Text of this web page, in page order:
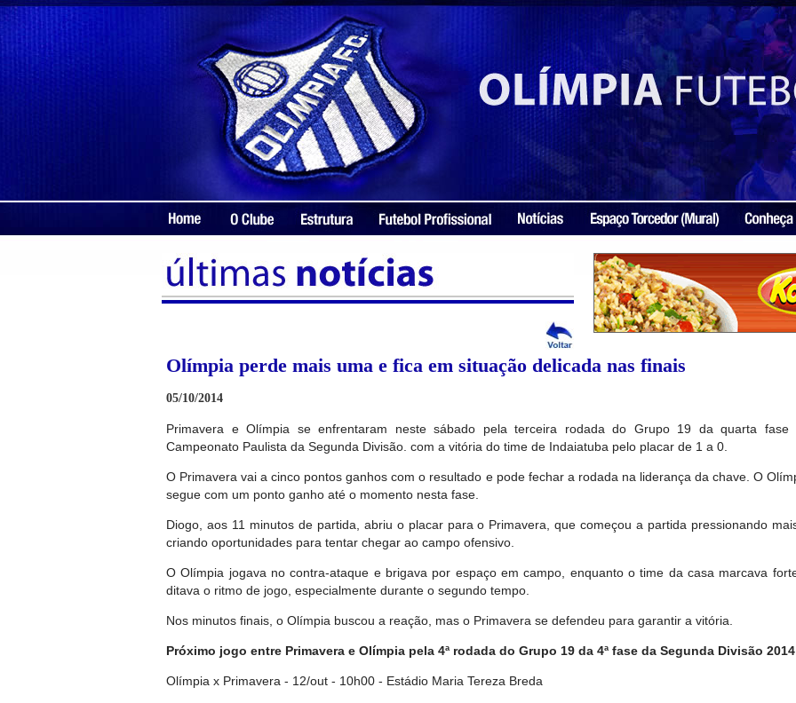
Olímpia perde mais uma e fica em situação delicada nas finais
05/10/2014
Primavera e Olímpia se enfrentaram neste sábado pela terceira rodada do Grupo 19 da quarta fase
Campeonato Paulista da Segunda Divisão. com a vitória do time de Indaiatuba pelo placar de 1 a 0.
O Primavera vai a cinco pontos ganhos com o resultado e pode fechar a rodada na liderança da chave. O
segue com um ponto ganho até o momento nesta fase.
Diogo, aos 11 minutos de partida, abriu o placar para o Primavera, que começou a partida pressionando
criando oportunidades para tentar chegar ao campo ofensivo.
O Olímpia jogava no contra-ataque e brigava por espaço em campo, enquanto o time da casa marcava
ditava o ritmo de jogo, especialmente durante o segundo tempo.
Nos minutos finais, o Olímpia buscou a reação, mas o Primavera se defendeu para garantir a vitória.
Próximo jogo entre Primavera e Olímpia pela 4ª rodada do Grupo 19 da 4ª fase da Segunda Divisão 2014
Olímpia x Primavera - 12/out - 10h00 - Estádio Maria Tereza Breda